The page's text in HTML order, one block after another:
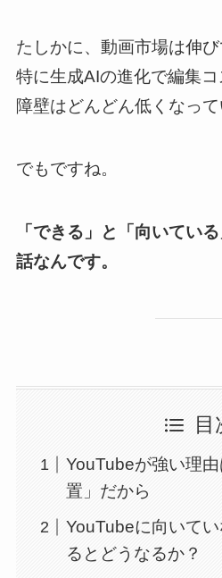
たしかに、動画市場は伸び
特に生成AIの進化で編集
障壁はどんどん低くなって
でもですね。
「できる」と「向いてい
話なんです。
目
YouTubeが強い理
置」だから
YouTubeに向いて
るとどうなるか？